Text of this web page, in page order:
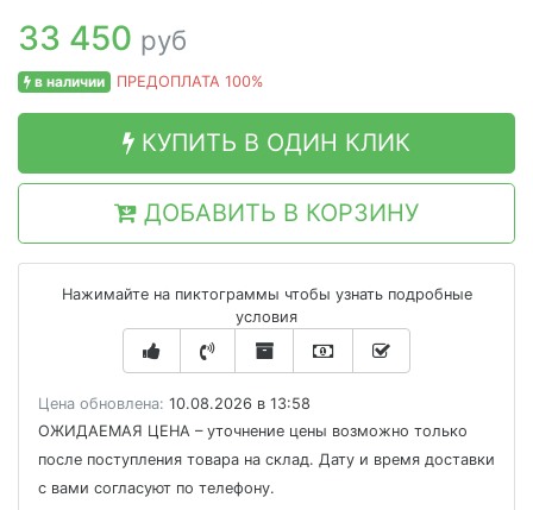
33 450 руб
в наличии ПРЕДОПЛАТА 100%
КУПИТЬ В ОДИН КЛИК
ДОБАВИТЬ В КОРЗИНУ
Нажимайте на пиктограммы чтобы узнать подробные
условия
Цена обновлена: 10.08.2026 в 13:58
ОЖИДАЕМАЯ ЦЕНА – уточнение цены возможно только
после поступления товара на склад. Дату и время доставки
с вами согласуют по телефону.